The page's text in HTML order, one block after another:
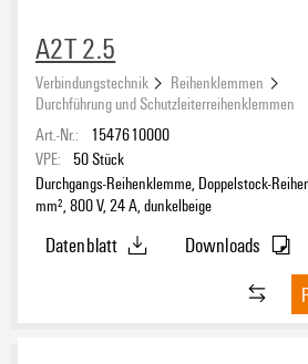
A2T 2.5
Verbindungstechnik
Reihenklemmen
Durchführung und Schutzleiterreihenklemmen
Art.-Nr.:
1547610000
VPE:
50Stück
Durchgangs-Reihenklemme, Doppelstock-
mm², 800 V, 24 A, dunkelbeige
Datenblatt
Downloads